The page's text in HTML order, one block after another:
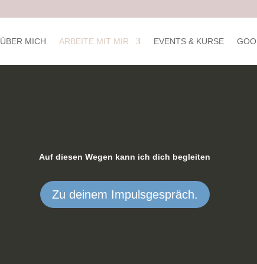
ÜBER MICH ARBEITE MIT MIR EVENTS & KURSE
Auf diesen Wegen kann ich dich begleiten
Zu deinem Impulsgespräch.